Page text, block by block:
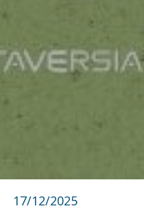
17/12/2025